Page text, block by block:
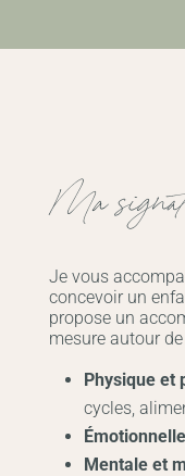
Ma
Je vous
concevoir un
propose un
mesure autour
Physique et
cycles,
Mentale et